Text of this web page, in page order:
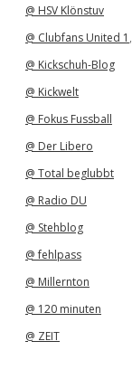
@ HSV Klönstuv
@ Clubfans United 1 ,
@ Kickschuh-Blog
@ Kickwelt
@ Fokus Fussball
@ Der Libero
@ Total beglubbt
@ Radio DU
@ Stehblog
@ fehlpass
@ Millernton
@ 120 minuten
@ ZEIT